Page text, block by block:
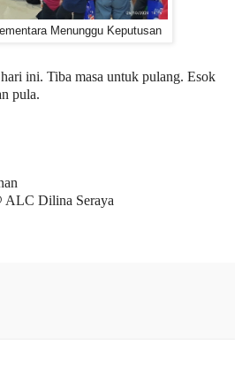
Menunggu Keputusan
ini. Tiba masa untuk pulang. Esok
pula.
ALC Dilina Seraya